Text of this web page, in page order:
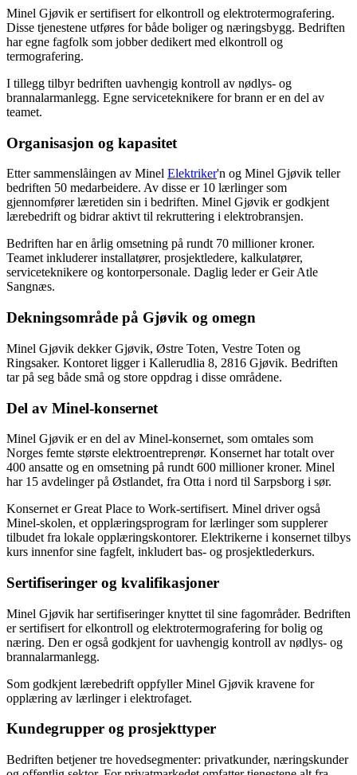
Minel Gjøvik er sertifisert for elkontroll og elektrotermografering.
Disse tjenestene utføres for både boliger og næringsbygg. Bedriften
har egne fagfolk som jobber dedikert med elkontroll og
termografering.
I tillegg tilbyr bedriften uavhengig kontroll av nødlys- og
brannalarmanlegg. Egne serviceteknikere for brann er en del av
teamet.
Organisasjon og kapasitet
Etter sammenslåingen av Minel Elektriker'n og Minel Gjøvik teller
bedriften 50 medarbeidere. Av disse er 10 lærlinger som
gjennomfører læretiden sin i bedriften. Minel Gjøvik er godkjent
lærebedrift og bidrar aktivt til rekruttering i elektrobransjen.
Bedriften har en årlig omsetning på rundt 70 millioner kroner.
Teamet inkluderer installatører, prosjektledere, kalkulatører,
serviceteknikere og kontorpersonale. Daglig leder er Geir Atle
Sangnæs.
Dekningsområde på Gjøvik og omegn
Minel Gjøvik dekker Gjøvik, Østre Toten, Vestre Toten og
Ringsaker. Kontoret ligger i Kallerudlia 8, 2816 Gjøvik. Bedriften
tar på seg både små og store oppdrag i disse områdene.
Del av Minel-konsernet
Minel Gjøvik er en del av Minel-konsernet, som omtales som
Norges femte største elektroentreprenør. Konsernet har totalt over
400 ansatte og en omsetning på rundt 600 millioner kroner. Minel
har 15 avdelinger på Østlandet, fra Otta i nord til Sarpsborg i sør.
Konsernet er Great Place to Work-sertifisert. Minel driver også
Minel-skolen, et opplæringsprogram for lærlinger som supplerer
tilbudet fra lokale opplæringskontorer. Elektrikerne i konsernet tilbys
kurs innenfor sine fagfelt, inkludert bas- og prosjektlederkurs.
Sertifiseringer og kvalifikasjoner
Minel Gjøvik har sertifiseringer knyttet til sine fagområder. Bedriften
er sertifisert for elkontroll og elektrotermografering for bolig og
næring. Den er også godkjent for uavhengig kontroll av nødlys- og
brannalarmanlegg.
Som godkjent lærebedrift oppfyller Minel Gjøvik kravene for
opplæring av lærlinger i elektrofaget.
Kundegrupper og prosjekttyper
Bedriften betjener tre hovedsegmenter: privatkunder, næringskunder